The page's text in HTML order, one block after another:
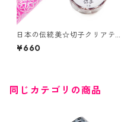
日本の伝統美☆切子クリアテ
ープ☆GR-4105☆万寿☆ホロ
グラム箔☆20mm
¥660
同じカテゴリの商品